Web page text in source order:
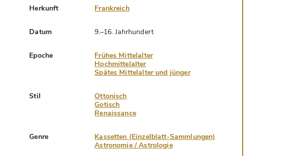
Herkunft Frankreich
Datum 9.–16. Jahrhundert
Epoche
Frühes Mittelalter
Hochmittelalter
Spätes Mittelalter und jünger
Stil
Ottonisch
Gotisch
Renaissance
Genre
Kassetten (Einzelblatt-Sammlungen)
Astronomie / Astrologie